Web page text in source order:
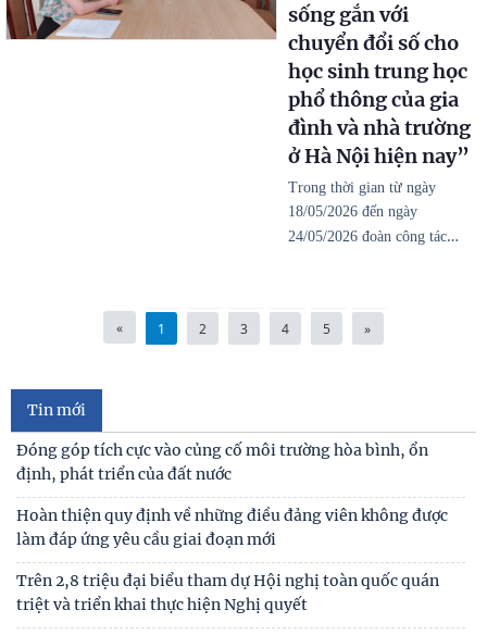
sống gắn với
chuyển đổi số cho
học sinh trung học
phổ thông của gia
đình và nhà trường
ở Hà Nội hiện nay”
Trong thời gian từ ngày
18/05/2026 đến ngày
24/05/2026 đoàn công tác…
« 1 2 3 4 5 »
Tin mới
Đóng góp tích cực vào củng cố môi trường hòa bình, ổn
định, phát triển của đất nước
Hoàn thiện quy định về những điều đảng viên không được
làm đáp ứng yêu cầu giai đoạn mới
Trên 2,8 triệu đại biểu tham dự Hội nghị toàn quốc quán
triệt và triển khai thực hiện Nghị quyết